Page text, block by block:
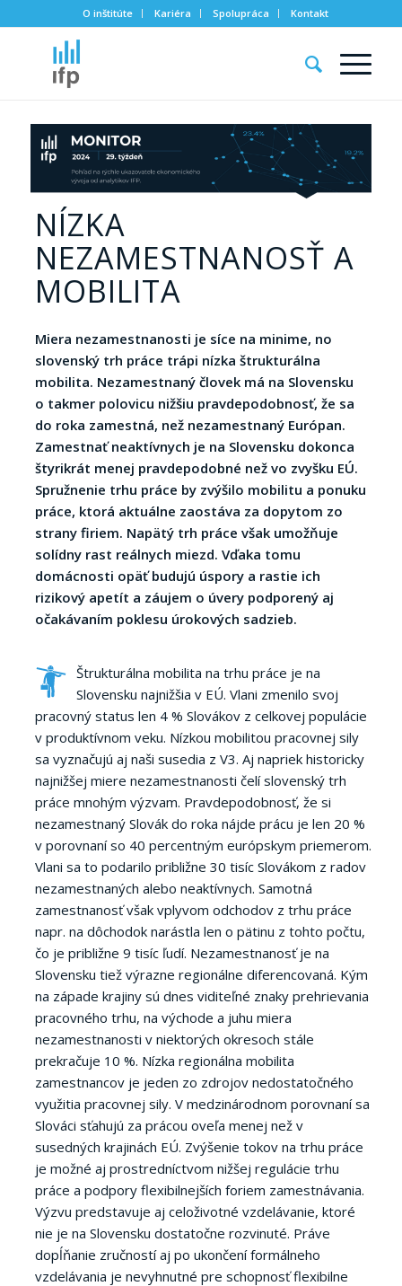
O inštitúte Kariéra Spolupráca Kontakt
NÍZKA
NEZAMESTNANOSŤ A
MOBILITA
Miera nezamestnanosti je síce na minime, no
slovenský trh práce trápi nízka štrukturálna
mobilita. Nezamestnaný človek má na Slovensku
o takmer polovicu nižšiu pravdepodobnosť, že sa
do roka zamestná, než nezamestnaný Európan.
Zamestnať neaktívnych je na Slovensku dokonca
štyrikrát menej pravdepodobné než vo zvyšku EÚ.
Spružnenie trhu práce by zvýšilo mobilitu a ponuku
práce, ktorá aktuálne zaostáva za dopytom zo
strany firiem. Napätý trh práce však umožňuje
solídny rast reálnych miezd. Vďaka tomu
domácnosti opäť budujú úspory a rastie ich
rizikový apetít a záujem o úvery podporený aj
očakávaním poklesu úrokových sadzieb.
Štrukturálna mobilita na trhu práce je na
Slovensku najnižšia v EÚ. Vlani zmenilo svoj
pracovný status len 4 % Slovákov z celkovej populácie
v produktívnom veku. Nízkou mobilitou pracovnej sily
sa vyznačujú aj naši susedia z V3. Aj napriek historicky
najnižšej miere nezamestnanosti čelí slovenský trh
práce mnohým výzvam. Pravdepodobnosť, že si
nezamestnaný Slovák do roka nájde prácu je len 20 %
v porovnaní so 40 percentným európskym priemerom.
Vlani sa to podarilo približne 30 tisíc Slovákom z radov
nezamestnaných alebo neaktívnych. Samotná
zamestnanosť však vplyvom odchodov z trhu práce
napr. na dôchodok narástla len o pätinu z tohto počtu,
čo je približne 9 tisíc ľudí. Nezamestnanosť je na
Slovensku tiež výrazne regionálne diferencovaná. Kým
na západe krajiny sú dnes viditeľné znaky prehrievania
pracovného trhu, na východe a juhu miera
nezamestnanosti v niektorých okresoch stále
prekračuje 10 %. Nízka regionálna mobilita
zamestnancov je jeden zo zdrojov nedostatočného
využitia pracovnej sily. V medzinárodnom porovnaní sa
Slováci sťahujú za prácou oveľa menej než v
susedných krajinách EÚ. Zvýšenie tokov na trhu práce
je možné aj prostredníctvom nižšej regulácie trhu
práce a podpory flexibilnejších foriem zamestnávania.
Výzvu predstavuje aj celoživotné vzdelávanie, ktoré
nie je na Slovensku dostatočne rozvinuté. Práve
dopĺňanie zručností aj po ukončení formálneho
vzdelávania je nevyhnutné pre schopnosť flexibilne